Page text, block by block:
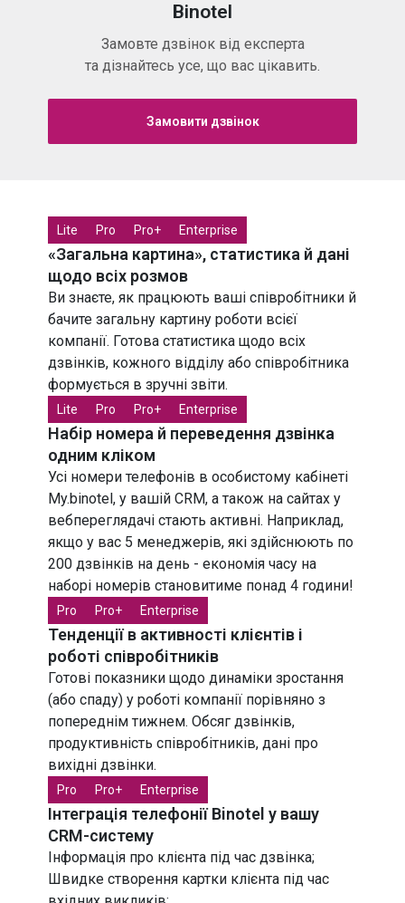
Binotel
Замовте дзвінок від експерта
та дізнайтесь усе, що вас цікавить.
Замовити дзвінок
«Загальна картина», статистика й дані
щодо всіх розмов
Lite Pro Pro+ Enterprise
Ви знаєте, як працюють ваші співробітники й
бачите загальну картину роботи всієї
компанії. Готова статистика щодо всіх
дзвінків, кожного відділу або співробітника
формується в зручні звіти.
Набір номера й переведення дзвінка
одним кліком
Lite Pro Pro+ Enterprise
Усі номери телефонів в особистому кабінеті
My.binotel, у вашій CRM, а також на сайтах у
вебпереглядачі стають активні. Наприклад,
якщо у вас 5 менеджерів, які здійснюють по
200 дзвінків на день - економія часу на
наборі номерів становитиме понад 4 години!
Тенденції в активності клієнтів і
роботі співробітників
Pro Pro+ Enterprise
Готові показники щодо динаміки зростання
(або спаду) у роботі компанії порівняно з
попереднім тижнем. Обсяг дзвінків,
продуктивність співробітників, дані про
вихідні дзвінки.
Інтеграція телефонії Binotel у вашу
CRM-систему
Pro Pro+ Enterprise
Інформація про клієнта під час дзвінка;
Швидке створення картки клієнта під час